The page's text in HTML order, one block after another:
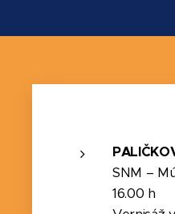
SNM –
16.00 h